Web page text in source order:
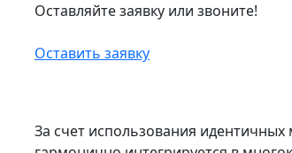
Оставляйте заявку или звоните!
Оставить заявку
За счет использования